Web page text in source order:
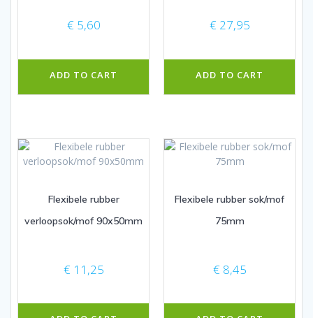
€ 5,60
ADD TO CART
€ 27,95
ADD TO CART
Flexibele rubber
verloopsok/mof 90x50mm
€ 11,25
Flexibele rubber sok/mof
75mm
€ 8,45